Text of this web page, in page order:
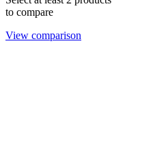
to compare
View comparison